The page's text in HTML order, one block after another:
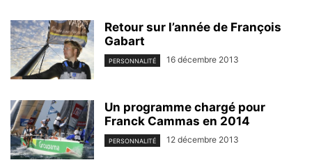
Retour sur l’année de François
Gabart
PERSONNALITÉ 16 décembre 2013
Un programme chargé pour
Franck Cammas en 2014
PERSONNALITÉ 12 décembre 2013